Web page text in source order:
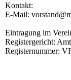
Kontakt:
E-Mail:
Eintragung im
Registergericht:
Registernummer: